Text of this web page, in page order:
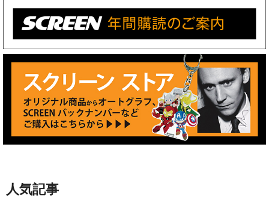
人気記事